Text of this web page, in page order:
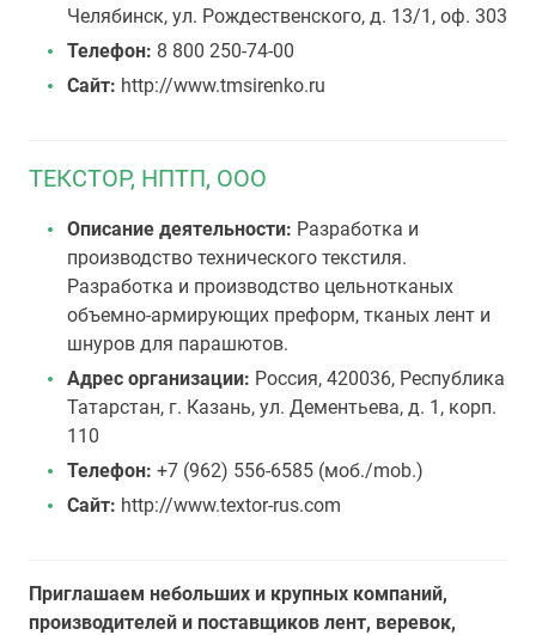
Челябинск, ул. Рождественского, д. 13/1, оф. 303
Телефон: 8 800 250-74-00
Сайт: http://www.tmsirenko.ru
ТЕКСТОР, НПТП, ООО
Описание деятельности: Разработка и
производство технического текстиля.
Разработка и производство цельнотканых
объемно-армирующих преформ, тканых лент и
шнуров для парашютов.
Адрес организации: Россия, 420036, Республика
Татарстан, г. Казань, ул. Дементьева, д. 1, корп.
110
Телефон: +7 (962) 556-6585 (моб./mob.)
Сайт: http://www.textor-rus.com
Приглашаем небольших и крупных компаний,
производителей и поставщиков лент, веревок,